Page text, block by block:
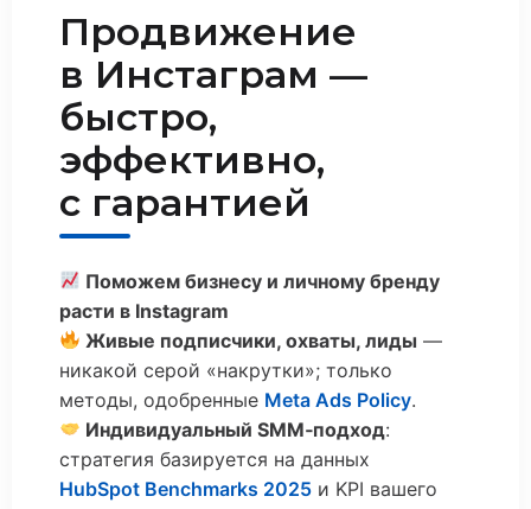
Продвижение
в Инстаграм —
быстро,
эффективно,
с гарантией
Поможем бизнесу и личному бренду
расти в Instagram
Живые подписчики, охваты, лиды —
никакой серой «накрутки»; только
методы, одобренные Meta Ads Policy.
Индивидуальный SMM‑подход:
стратегия базируется на данных
HubSpot Benchmarks 2025 и KPI вашего